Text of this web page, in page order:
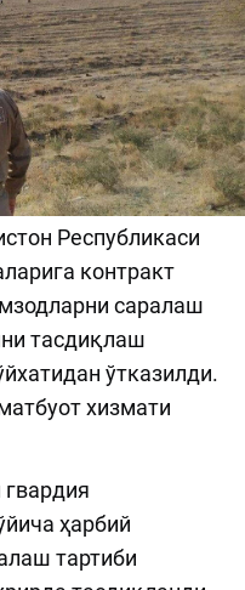
Республикаси
контракт
саралаш
тасдиқлаш
ўтказилди.
хизмати
ҳарбий
тартиби